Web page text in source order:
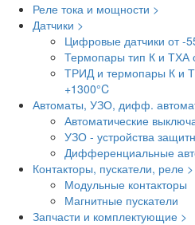
Реле тока и мощности >
Датчики >
Цифровые датчики от -
Термопары тип К и ТХА
ТРИД и термопары К и
+1300°C
Автоматы, УЗО, дифф.
Автоматические
УЗО - устройства
Дифференциальные
Контакторы, пускатели, реле >
Модульные контакторы
Магнитные пускатели
Запчасти и комплектующие >